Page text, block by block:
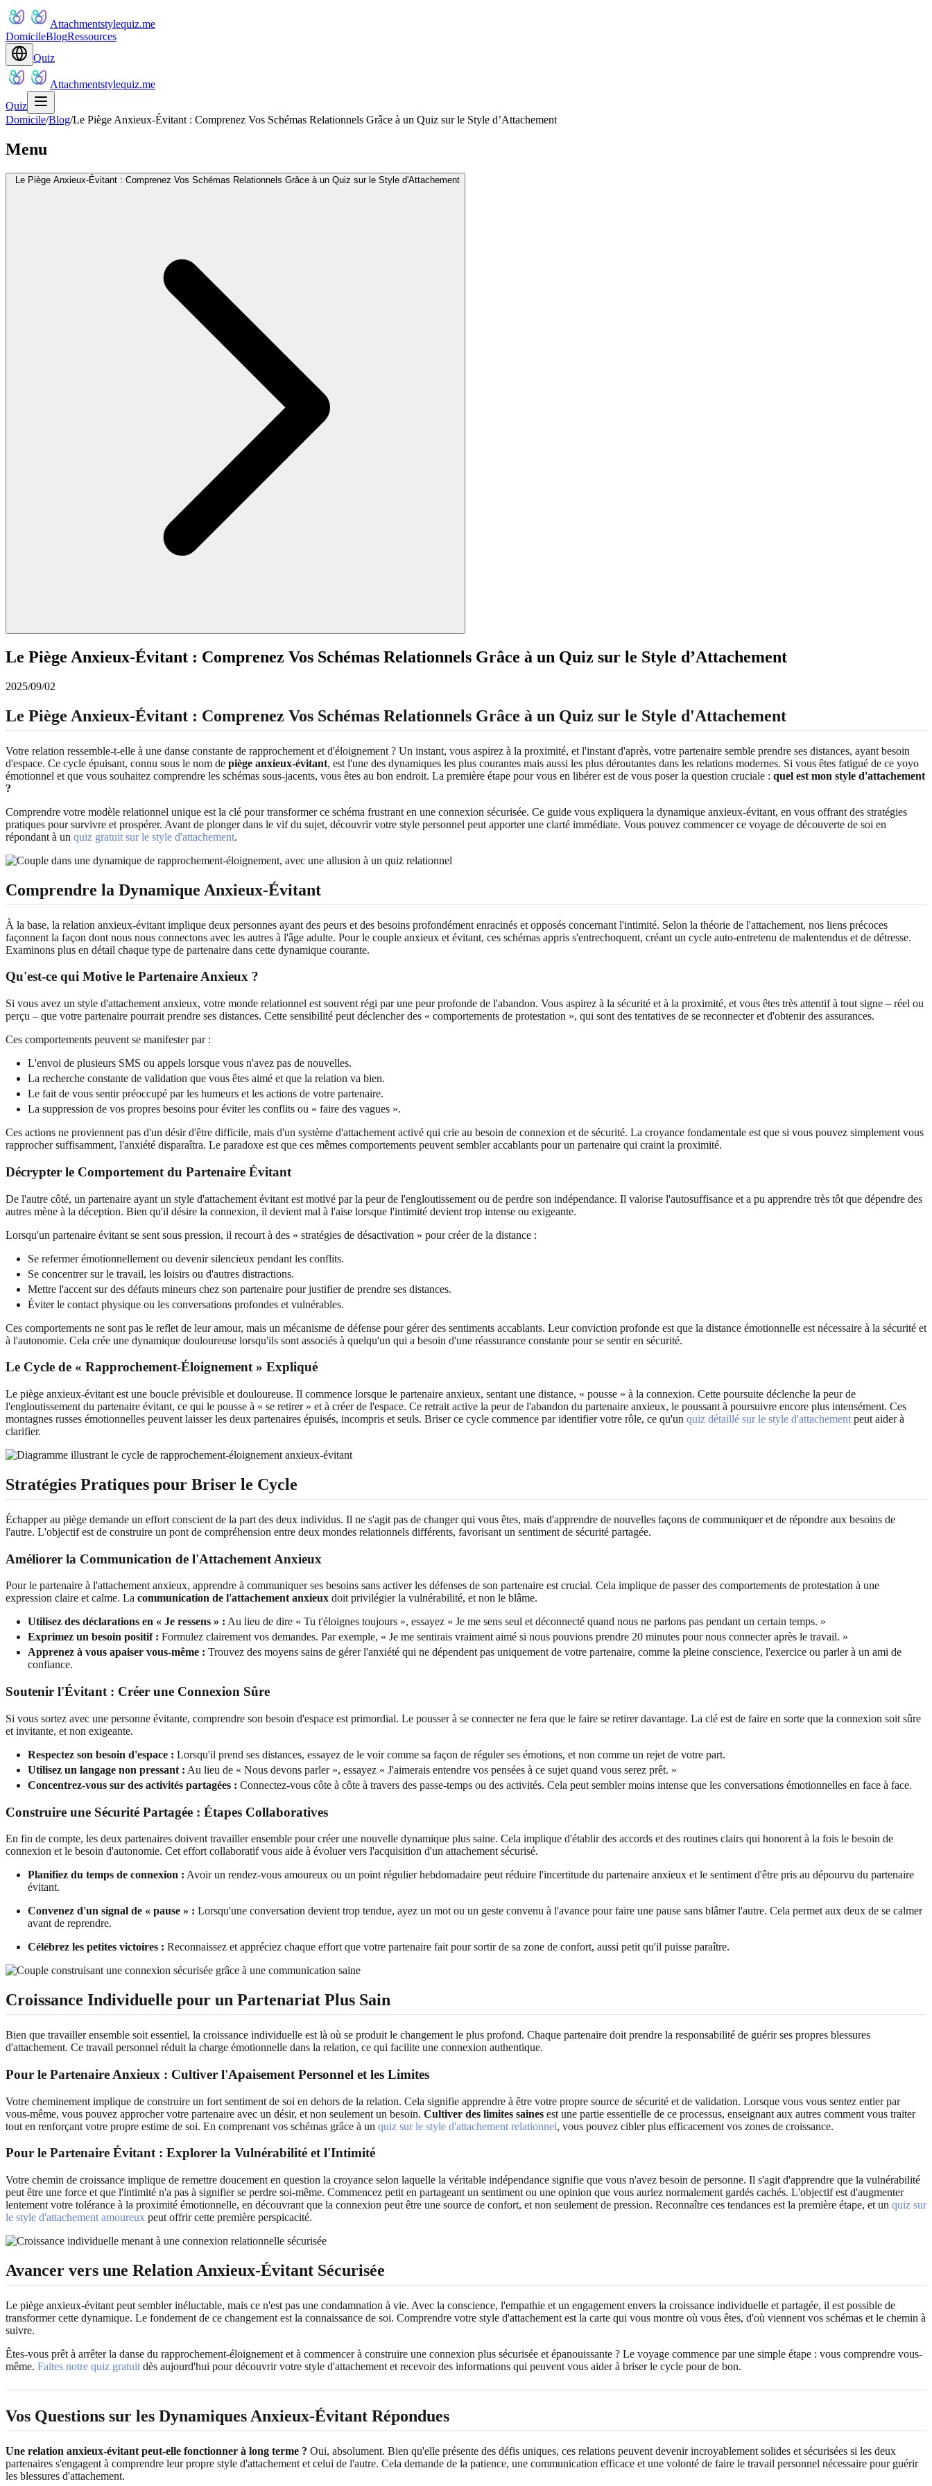
Attachmentstylequiz.me
DomicileBlogRessources
Quiz
Attachmentstylequiz.me
Quiz
Domicile/Blog/Le Piège Anxieux-Évitant : Comprenez Vos Schémas Relationnels Grâce à un Quiz sur le Style d’Attachement
Menu
Le Piège Anxieux-Évitant : Comprenez Vos Schémas Relationnels Grâce à un Quiz sur le Style d'Attachement
Le Piège Anxieux-Évitant : Comprenez Vos Schémas Relationnels Grâce à un Quiz sur le Style d’Attachement
2025/09/02
Le Piège Anxieux-Évitant : Comprenez Vos Schémas Relationnels Grâce à un Quiz sur le Style d'Attachement
Votre relation ressemble-t-elle à une danse constante de rapprochement et d'éloignement ? Un instant, vous aspirez à la proximité, et l'instant d'après, votre partenaire semble prendre ses distances, ayant besoin
d'espace. Ce cycle épuisant, connu sous le nom de piège anxieux-évitant, est l'une des dynamiques les plus courantes mais aussi les plus déroutantes dans les relations modernes. Si vous êtes fatigué de ce yoyo
émotionnel et que vous souhaitez comprendre les schémas sous-jacents, vous êtes au bon endroit. La première étape pour vous en libérer est de vous poser la question cruciale : quel est mon style d'attachement
?
Comprendre votre modèle relationnel unique est la clé pour transformer ce schéma frustrant en une connexion sécurisée. Ce guide vous expliquera la dynamique anxieux-évitant, en vous offrant des stratégies
pratiques pour survivre et prospérer. Avant de plonger dans le vif du sujet, découvrir votre style personnel peut apporter une clarté immédiate. Vous pouvez commencer ce voyage de découverte de soi en
répondant à un quiz gratuit sur le style d'attachement.
Comprendre la Dynamique Anxieux-Évitant
À la base, la relation anxieux-évitant implique deux personnes ayant des peurs et des besoins profondément enracinés et opposés concernant l'intimité. Selon la théorie de l'attachement, nos liens précoces
façonnent la façon dont nous nous connectons avec les autres à l'âge adulte. Pour le couple anxieux et évitant, ces schémas appris s'entrechoquent, créant un cycle auto-entretenu de malentendus et de détresse.
Examinons plus en détail chaque type de partenaire dans cette dynamique courante.
Qu'est-ce qui Motive le Partenaire Anxieux ?
Si vous avez un style d'attachement anxieux, votre monde relationnel est souvent régi par une peur profonde de l'abandon. Vous aspirez à la sécurité et à la proximité, et vous êtes très attentif à tout signe – réel ou
perçu – que votre partenaire pourrait prendre ses distances. Cette sensibilité peut déclencher des « comportements de protestation », qui sont des tentatives de se reconnecter et d'obtenir des assurances.
Ces comportements peuvent se manifester par :
L'envoi de plusieurs SMS ou appels lorsque vous n'avez pas de nouvelles.
La recherche constante de validation que vous êtes aimé et que la relation va bien.
Le fait de vous sentir préoccupé par les humeurs et les actions de votre partenaire.
La suppression de vos propres besoins pour éviter les conflits ou « faire des vagues ».
Ces actions ne proviennent pas d'un désir d'être difficile, mais d'un système d'attachement activé qui crie au besoin de connexion et de sécurité. La croyance fondamentale est que si vous pouvez simplement vous
rapprocher suffisamment, l'anxiété disparaîtra. Le paradoxe est que ces mêmes comportements peuvent sembler accablants pour un partenaire qui craint la proximité.
Décrypter le Comportement du Partenaire Évitant
De l'autre côté, un partenaire ayant un style d'attachement évitant est motivé par la peur de l'engloutissement ou de perdre son indépendance. Il valorise l'autosuffisance et a pu apprendre très tôt que dépendre des
autres mène à la déception. Bien qu'il désire la connexion, il devient mal à l'aise lorsque l'intimité devient trop intense ou exigeante.
Lorsqu'un partenaire évitant se sent sous pression, il recourt à des « stratégies de désactivation » pour créer de la distance :
Se refermer émotionnellement ou devenir silencieux pendant les conflits.
Se concentrer sur le travail, les loisirs ou d'autres distractions.
Mettre l'accent sur des défauts mineurs chez son partenaire pour justifier de prendre ses distances.
Éviter le contact physique ou les conversations profondes et vulnérables.
Ces comportements ne sont pas le reflet de leur amour, mais un mécanisme de défense pour gérer des sentiments accablants. Leur conviction profonde est que la distance émotionnelle est nécessaire à la sécurité et
à l'autonomie. Cela crée une dynamique douloureuse lorsqu'ils sont associés à quelqu'un qui a besoin d'une réassurance constante pour se sentir en sécurité.
Le Cycle de « Rapprochement-Éloignement » Expliqué
Le piège anxieux-évitant est une boucle prévisible et douloureuse. Il commence lorsque le partenaire anxieux, sentant une distance, « pousse » à la connexion. Cette poursuite déclenche la peur de
l'engloutissement du partenaire évitant, ce qui le pousse à « se retirer » et à créer de l'espace. Ce retrait active la peur de l'abandon du partenaire anxieux, le poussant à poursuivre encore plus intensément. Ces
montagnes russes émotionnelles peuvent laisser les deux partenaires épuisés, incompris et seuls. Briser ce cycle commence par identifier votre rôle, ce qu'un quiz détaillé sur le style d'attachement peut aider à
clarifier.
Stratégies Pratiques pour Briser le Cycle
Échapper au piège demande un effort conscient de la part des deux individus. Il ne s'agit pas de changer qui vous êtes, mais d'apprendre de nouvelles façons de communiquer et de répondre aux besoins de
l'autre. L'objectif est de construire un pont de compréhension entre deux mondes relationnels différents, favorisant un sentiment de sécurité partagée.
Améliorer la Communication de l'Attachement Anxieux
Pour le partenaire à l'attachement anxieux, apprendre à communiquer ses besoins sans activer les défenses de son partenaire est crucial. Cela implique de passer des comportements de protestation à une
expression claire et calme. La communication de l'attachement anxieux doit privilégier la vulnérabilité, et non le blâme.
Utilisez des déclarations en « Je ressens » : Au lieu de dire « Tu t'éloignes toujours », essayez « Je me sens seul et déconnecté quand nous ne parlons pas pendant un certain temps. »
Exprimez un besoin positif : Formulez clairement vos demandes. Par exemple, « Je me sentirais vraiment aimé si nous pouvions prendre 20 minutes pour nous connecter après le travail. »
Apprenez à vous apaiser vous-même : Trouvez des moyens sains de gérer l'anxiété qui ne dépendent pas uniquement de votre partenaire, comme la pleine conscience, l'exercice ou parler à un ami de
confiance.
Soutenir l'Évitant : Créer une Connexion Sûre
Si vous sortez avec une personne évitante, comprendre son besoin d'espace est primordial. Le pousser à se connecter ne fera que le faire se retirer davantage. La clé est de faire en sorte que la connexion soit sûre
et invitante, et non exigeante.
Respectez son besoin d'espace : Lorsqu'il prend ses distances, essayez de le voir comme sa façon de réguler ses émotions, et non comme un rejet de votre part.
Utilisez un langage non pressant : Au lieu de « Nous devons parler », essayez « J'aimerais entendre vos pensées à ce sujet quand vous serez prêt. »
Concentrez-vous sur des activités partagées : Connectez-vous côte à côte à travers des passe-temps ou des activités. Cela peut sembler moins intense que les conversations émotionnelles en face à face.
Construire une Sécurité Partagée : Étapes Collaboratives
En fin de compte, les deux partenaires doivent travailler ensemble pour créer une nouvelle dynamique plus saine. Cela implique d'établir des accords et des routines clairs qui honorent à la fois le besoin de
connexion et le besoin d'autonomie. Cet effort collaboratif vous aide à évoluer vers l'acquisition d'un attachement sécurisé.
Planifiez du temps de connexion : Avoir un rendez-vous amoureux ou un point régulier hebdomadaire peut réduire l'incertitude du partenaire anxieux et le sentiment d'être pris au dépourvu du partenaire
évitant.
Convenez d'un signal de « pause » : Lorsqu'une conversation devient trop tendue, ayez un mot ou un geste convenu à l'avance pour faire une pause sans blâmer l'autre. Cela permet aux deux de se calmer
avant de reprendre.
Célébrez les petites victoires : Reconnaissez et appréciez chaque effort que votre partenaire fait pour sortir de sa zone de confort, aussi petit qu'il puisse paraître.
Croissance Individuelle pour un Partenariat Plus Sain
Bien que travailler ensemble soit essentiel, la croissance individuelle est là où se produit le changement le plus profond. Chaque partenaire doit prendre la responsabilité de guérir ses propres blessures
d'attachement. Ce travail personnel réduit la charge émotionnelle dans la relation, ce qui facilite une connexion authentique.
Pour le Partenaire Anxieux : Cultiver l'Apaisement Personnel et les Limites
Votre cheminement implique de construire un fort sentiment de soi en dehors de la relation. Cela signifie apprendre à être votre propre source de sécurité et de validation. Lorsque vous vous sentez entier par
vous-même, vous pouvez approcher votre partenaire avec un désir, et non seulement un besoin. Cultiver des limites saines est une partie essentielle de ce processus, enseignant aux autres comment vous traiter
tout en renforçant votre propre estime de soi. En comprenant vos schémas grâce à un quiz sur le style d'attachement relationnel, vous pouvez cibler plus efficacement vos zones de croissance.
Pour le Partenaire Évitant : Explorer la Vulnérabilité et l'Intimité
Votre chemin de croissance implique de remettre doucement en question la croyance selon laquelle la véritable indépendance signifie que vous n'avez besoin de personne. Il s'agit d'apprendre que la vulnérabilité
peut être une force et que l'intimité n'a pas à signifier se perdre soi-même. Commencez petit en partageant un sentiment ou une opinion que vous auriez normalement gardés cachés. L'objectif est d'augmenter
lentement votre tolérance à la proximité émotionnelle, en découvrant que la connexion peut être une source de confort, et non seulement de pression. Reconnaître ces tendances est la première étape, et un quiz sur
le style d'attachement amoureux peut offrir cette première perspicacité.
Avancer vers une Relation Anxieux-Évitant Sécurisée
Le piège anxieux-évitant peut sembler inéluctable, mais ce n'est pas une condamnation à vie. Avec la conscience, l'empathie et un engagement envers la croissance individuelle et partagée, il est possible de
transformer cette dynamique. Le fondement de ce changement est la connaissance de soi. Comprendre votre style d'attachement est la carte qui vous montre où vous êtes, d'où viennent vos schémas et le chemin à
suivre.
Êtes-vous prêt à arrêter la danse du rapprochement-éloignement et à commencer à construire une connexion plus sécurisée et épanouissante ? Le voyage commence par une simple étape : vous comprendre vous-
même. Faites notre quiz gratuit dès aujourd'hui pour découvrir votre style d'attachement et recevoir des informations qui peuvent vous aider à briser le cycle pour de bon.
Vos Questions sur les Dynamiques Anxieux-Évitant Répondues
Une relation anxieux-évitant peut-elle fonctionner à long terme ? Oui, absolument. Bien qu'elle présente des défis uniques, ces relations peuvent devenir incroyablement solides et sécurisées si les deux
partenaires s'engagent à comprendre leur propre style d'attachement et celui de l'autre. Cela demande de la patience, une communication efficace et une volonté de faire le travail personnel nécessaire pour guérir
les blessures d'attachement.